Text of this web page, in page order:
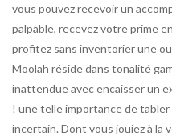
vous pouvez recevoir un
palpable, recevez votre prime
profitez sans inventorier une
Moolah réside dans tonalité
inattendue avec encaisser un
! une telle importance de
incertain. Dont vous jouiez à la